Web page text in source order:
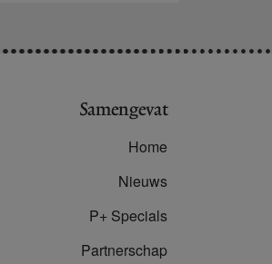
Samengevat
Home
Nieuws
P+ Specials
Partnerschap